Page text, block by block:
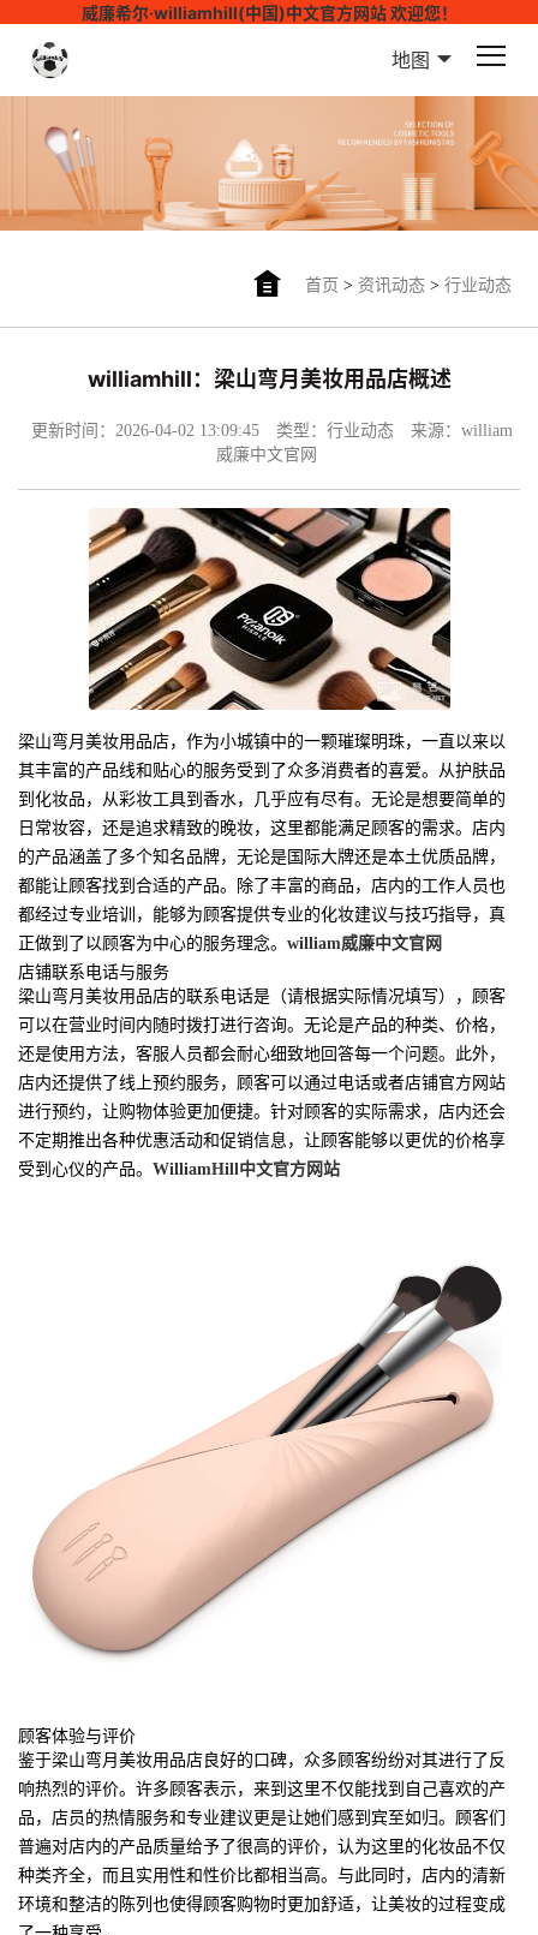
威廉希尔·williamhill(中国)中文官方网站 欢迎您！
地图
首页 > 资讯动态> 行业动态
williamhill：梁山弯月美妆用品店概述
更新时间：2026-04-02 13:09:45 类型：行业动态
来源：william
威廉中文官网
梁山弯月美妆用品店，作为小城镇中的一颗璀璨明珠，一直以来以
其丰富的产品线和贴心的服务受到了众多消费者的喜爱。从护肤品
到化妆品，从彩妆工具到香水，几乎应有尽有。无论是想要简单的
日常妆容，还是追求精致的晚妆，这里都能满足顾客的需求。店内
的产品涵盖了多个知名品牌，无论是国际大牌还是本土优质品牌，
都能让顾客找到合适的产品。除了丰富的商品，店内的工作人员也
都经过专业培训，能够为顾客提供专业的化妆建议与技巧指导，真
正做到了以顾客为中心的服务理念。 william威廉中文官网
店铺联系电话与服务
梁山弯月美妆用品店的联系电话是（请根据实际情况填写），顾客
可以在营业时间内随时拨打进行咨询。无论是产品的种类、价格，
还是使用方法，客服人员都会耐心细致地回答每一个问题。此外，
店内还提供了线上预约服务，顾客可以通过电话或者店铺官方网站
进行预约，让购物体验更加便捷。针对顾客的实际需求，店内还会
不定期推出各种优惠活动和促销信息，让顾客能够以更优的价格享
受到心仪的产品。 WilliamHill中文官方网站
顾客体验与评价
鉴于梁山弯月美妆用品店良好的口碑，众多顾客纷纷对其进行了反
响热烈的评价。许多顾客表示，来到这里不仅能找到自己喜欢的产
品，店员的热情服务和专业建议更是让她们感到宾至如归。顾客们
普遍对店内的产品质量给予了很高的评价，认为这里的化妆品不仅
种类齐全，而且实用性和性价比都相当高。与此同时，店内的清新
环境和整洁的陈列也使得顾客购物时更加舒适，让美妆的过程变成